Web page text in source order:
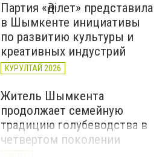
Партия «Әділет» представила
в Шымкенте инициативы
по развитию культуры и
креативных индустрий
КУРУЛТАЙ 2026
Житель Шымкента
продолжает семейную
традицию голубеводства в
четвертом поколении